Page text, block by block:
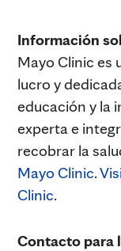
Información
Mayo Clinic es
lucro y
educación y la
experta e
recobrar la
Mayo Clinic.
Clinic.
Contacto para